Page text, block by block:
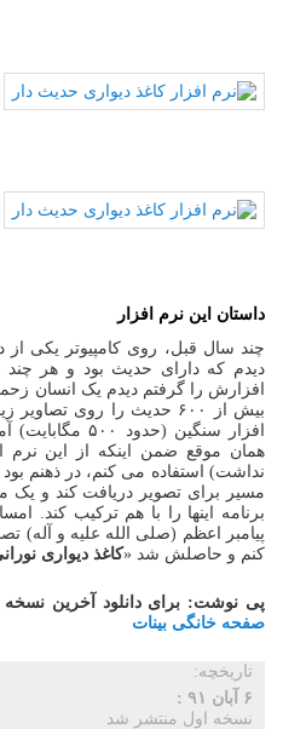
داستان این نرم افزار
چند سال قبل، روی کامپیوتر یکی از
دیدم که دارای حدیث بود و هر
افزارش را گرفتم دیدم یک انسان
بیش از ۶۰۰ حدیث را روی
افزار سنگین
همان موقع ضمن اینکه از این نرم
نداشت) استفاده می کنم، در ذهنم
مسیر برای تصویر دریافت کند و یک
برنامه اینها را با هم ترکیب کند.
پیامبر اعظم (صلی الله علیه و آله)
کنم و حاصلش شد «کاغذ دیواری
پی نوشت: برای دانلود آخرین نسخه
صفحه خانگی بینات
تاریخچه:
۶ آبان ۹۱ :
نسخه اول منتشر شد